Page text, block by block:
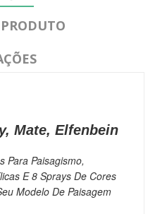
Mate, Elfenbein
Para Paisagismo,
E 8 Sprays De Cores
Modelo De Paisagem